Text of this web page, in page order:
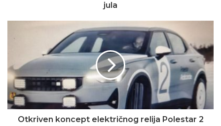
jula
Otkriven koncept električnog relija Polestar 2